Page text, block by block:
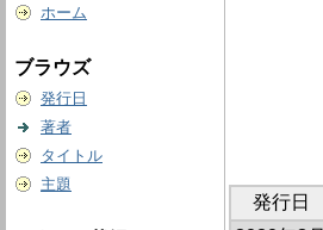
ホーム
ブラウズ
発行日
著者
タイトル
主題
発行日